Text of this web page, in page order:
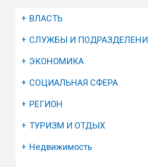
ВЛАСТЬ
СЛУЖБЫ И
ЭКОНОМИКА
СОЦИАЛЬНАЯ СФЕРА
РЕГИОН
ТУРИЗМ И ОТДЫХ
Недвижимость